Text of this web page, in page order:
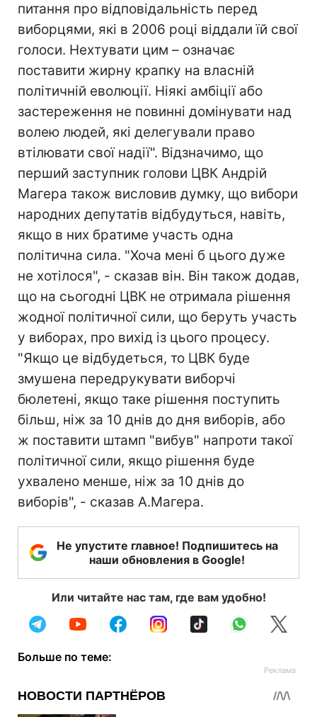
питання про відповідальність перед
виборцями, які в 2006 році віддали їй свої
голоси. Нехтувати цим – означає
поставити жирну крапку на власній
політичній еволюції. Ніякі амбіції або
застереження не повинні домінувати над
волею людей, які делегували право
втілювати свої надії". Відзначимо, що
перший заступник голови ЦВК Андрій
Магера також висловив думку, що вибори
народних депутатів відбудуться, навіть,
якщо в них братиме участь одна
політична сила. "Хоча мені б цього дуже
не хотілося", - сказав він. Він також додав,
що на сьогодні ЦВК не отримала рішення
жодної політичної сили, що беруть участь
у виборах, про вихід із цього процесу.
"Якщо це відбудеться, то ЦВК буде
змушена передрукувати виборчі
бюлетені, якщо таке рішення поступить
більш, ніж за 10 днів до дня виборів, або
ж поставити штамп "вибув" напроти такої
політичної сили, якщо рішення буде
ухвалено менше, ніж за 10 днів до
виборів", - сказав А.Магера.
Не упустите главное! Подпишитесь на
наши обновления в Google!
Или читайте нас там, где вам удобно!
Больше по теме: